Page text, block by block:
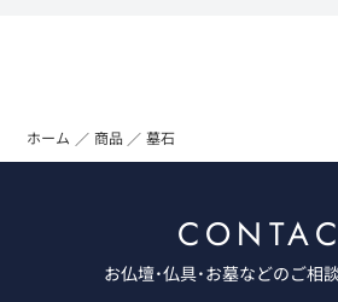
ホーム 商品 墓石
お仏壇・仏具・お墓などのご相